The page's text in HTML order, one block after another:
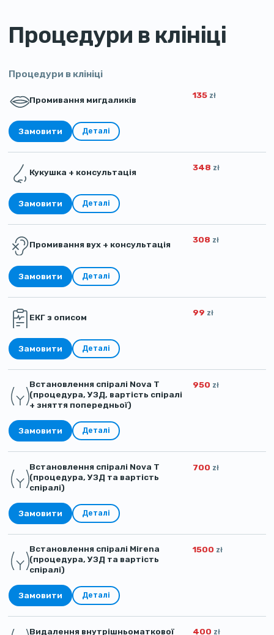
Процедури в клініці
Процедури в клініці
Промивання мигдаликів 135 zł
Замовити Деталі
Кукушка + консультація 348 zł
Замовити Деталі
Промивання вух + консультація 308 zł
Замовити Деталі
ЕКГ з описом 99 zł
Замовити Деталі
Встановлення спіралі Nova T
(процедура, УЗД, вартість спіралі
+ зняття попередньої)
950 zł
Замовити Деталі
Встановлення спіралі Nova T
(процедура, УЗД та вартість
спіралі)
700 zł
Замовити Деталі
Встановлення спіралі Mirena
(процедура, УЗД та вартість
спіралі)
1500 zł
Замовити Деталі
Видалення внутрішньоматкової 400 zł